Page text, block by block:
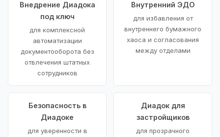
Внедрение Диадока
под ключ
для комплексной
автоматизации
документооборота без
отвлечения штатных
сотрудников
Внутренний ЭДО
для избавления от
внутреннего бумажного
хаоса и согласования
между отделами
Безопасность в
Диадоке
для уверенности в
Диадок для
застройщиков
для прозрачного